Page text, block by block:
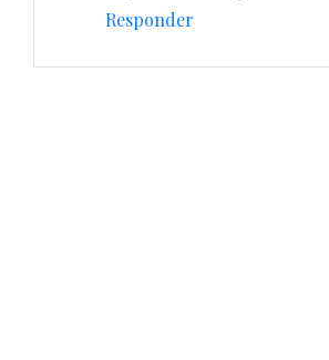
Responder